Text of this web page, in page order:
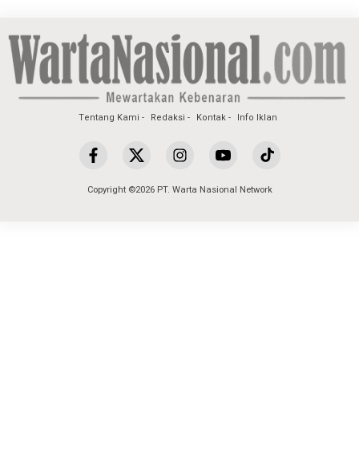
Tentang Kami Redaksi Kontak Info Iklan
Copyright ©2026 PT. Warta Nasional Network